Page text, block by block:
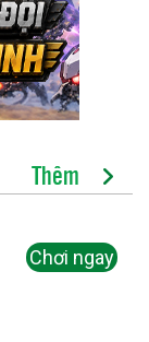
Thêm
Chơi ngay